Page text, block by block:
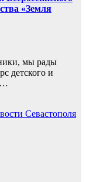
«Земля
мы рады
детского и
Севастополя